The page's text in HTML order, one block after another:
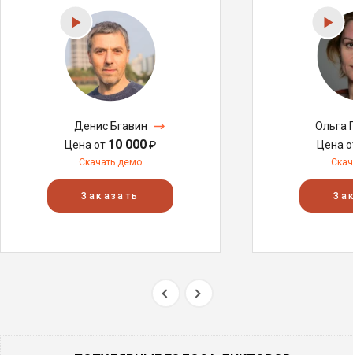
Денис Бгавин
Цена от 10 000₽
Скачать демо
Заказать
Ольга
Цена